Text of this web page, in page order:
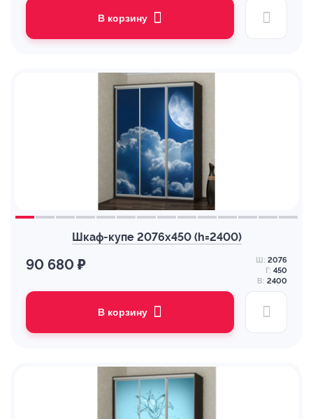
В корзину
Шкаф-купе 2076х450 (h=2400)
90 680 ₽ Ш: 2076
Г: 450
В: 2400
В корзину